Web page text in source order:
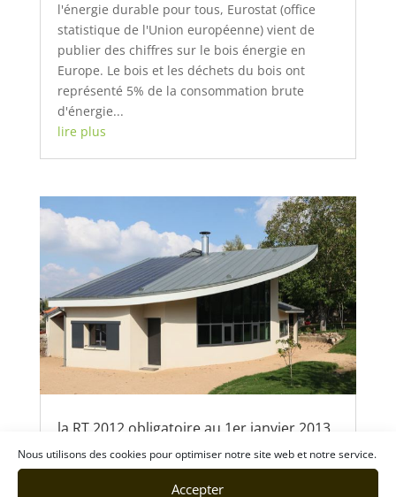
Nous utilisons des cookies pour optimiser notre site web et notre service.
Accepter
l'énergie durable pour tous, Eurostat (office
statistique de l'Union européenne) vient de
publier des chiffres sur le bois énergie en
Europe. Le bois et les déchets du bois ont
représenté 5% de la consommation brute
d'énergie...
lire plus
la RT 2012 obligatoire au 1er janvier 2013
La RT 2012 fixe un objectif de consommation
maximale de 50 kWh/m²/an qui peut varier